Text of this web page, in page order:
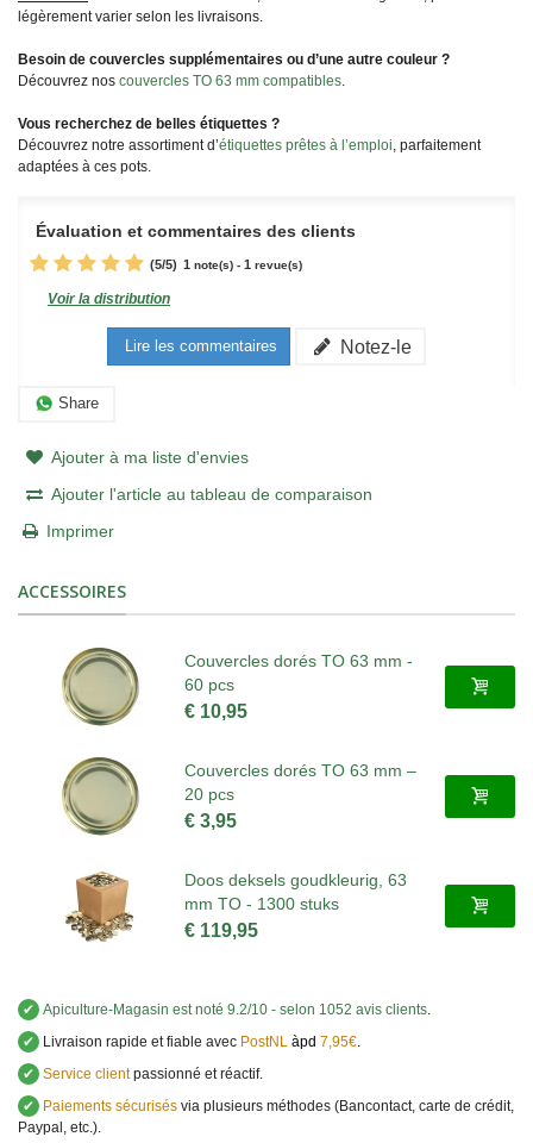
légèrement varier selon les livraisons.
Besoin de couvercles supplémentaires ou d’une autre couleur ?
Découvrez nos couvercles TO 63 mm compatibles
Vous recherchez de belles étiquettes ?
Découvrez notre assortiment d’étiquettes prêtes à l’emploi , parfaitement
adaptées à ces pots.
Évaluation et commentaires des clients
(5/5) 1 note(s) - 1 revue(s)
Voir la distribution
Lire les commentaires Notez-le
Share
Ajouter à ma liste d'envies
Ajouter l'article au tableau de comparaison
Imprimer
ACCESSOIRES
Couvercles dorés TO 63 mm -
60 pcs
€ 10,95
Couvercles dorés TO 63 mm –
20 pcs
€ 3,95
Doos deksels goudkleurig, 63
mm TO - 1300 stuks
€ 119,95
✔ Apiculture-Magasin est noté 9.2/10 - selon 1052 avis clients
✔
Livraison rapide et fiable avec PostNL àpd 7,95€
✔ Service clientpassionné et réactif.
✔
Paiements sécurisés via plusieurs méthodes (Bancontact, carte de crédit,
Paypal, etc.).